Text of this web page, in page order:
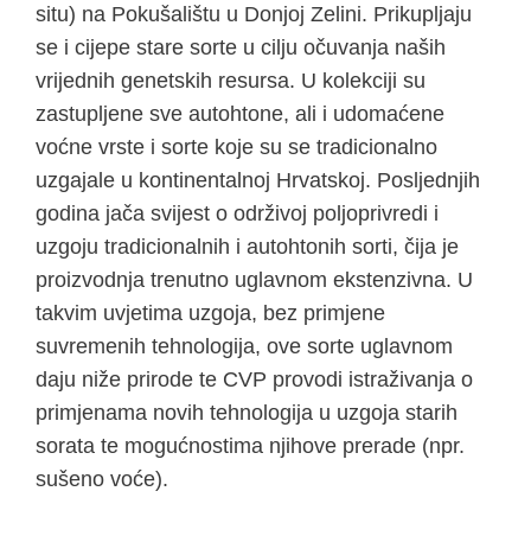
situ) na Pokušalištu u Donjoj Zelini. Prikupljaju
se i cijepe stare sorte u cilju očuvanja naših
vrijednih genetskih resursa. U kolekciji su
zastupljene sve autohtone, ali i udomaćene
voćne vrste i sorte koje su se tradicionalno
uzgajale u kontinentalnoj Hrvatskoj. Posljednjih
godina jača svijest o održivoj poljoprivredi i
uzgoju tradicionalnih i autohtonih sorti, čija je
proizvodnja trenutno uglavnom ekstenzivna. U
takvim uvjetima uzgoja, bez primjene
suvremenih tehnologija, ove sorte uglavnom
daju niže prirode te CVP provodi istraživanja o
primjenama novih tehnologija u uzgoja starih
sorata te mogućnostima njihove prerade (npr.
sušeno voće).